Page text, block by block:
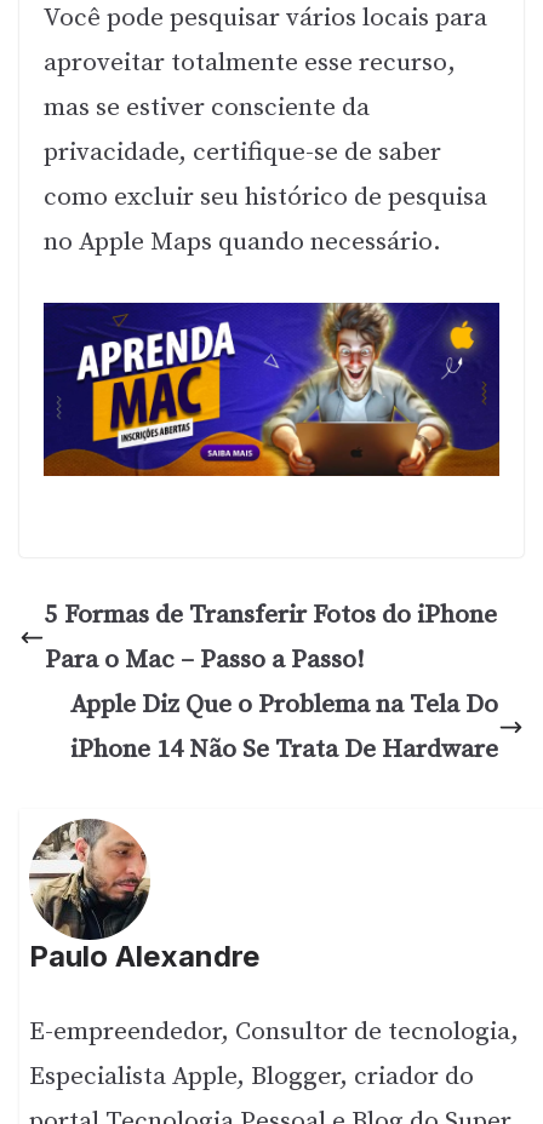
Você pode pesquisar vários locais para
aproveitar totalmente esse recurso,
mas se estiver consciente da
privacidade, certifique-se de saber
como excluir seu histórico de pesquisa
no Apple Maps quando necessário.
5 Formas de Transferir Fotos do iPhone
Para o Mac – Passo a Passo!
Apple Diz Que o Problema na Tela Do
iPhone 14 Não Se Trata De Hardware
Paulo Alexandre
E-empreendedor, Consultor de tecnologia,
Especialista Apple, Blogger, criador do